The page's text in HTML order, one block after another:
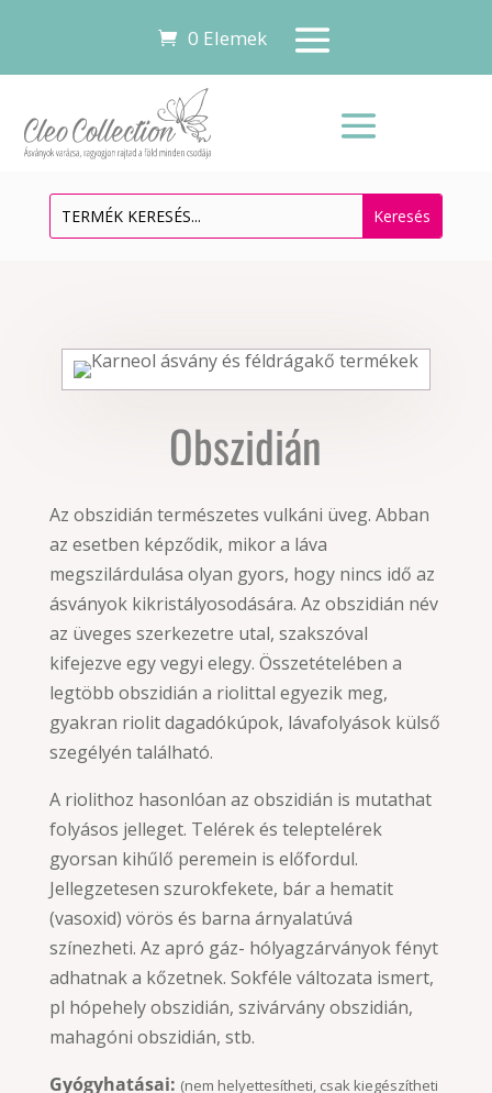
0 Elemek
Obszidián
Az obszidián természetes vulkáni üveg. Abban
az esetben képződik, mikor a láva
megszilárdulása olyan gyors, hogy nincs idő az
ásványok kikristályosodására. Az obszidián név
az üveges szerkezetre utal, szakszóval
kifejezve egy vegyi elegy. Összetételében a
legtöbb obszidián a riolittal egyezik meg,
gyakran riolit dagadókúpok, lávafolyások külső
szegélyén található.
A riolithoz hasonlóan az obszidián is mutathat
folyásos jelleget. Telérek és teleptelérek
gyorsan kihűlő peremein is előfordul.
Jellegzetesen szurokfekete, bár a hematit
(vasoxid) vörös és barna árnyalatúvá
színezheti. Az apró gáz- hólyagzárványok fényt
adhatnak a kőzetnek. Sokféle változata ismert,
pl hópehely obszidián, szivárvány obszidián,
mahagóni obszidián, stb.
Gyógyhatásai: (nem helyettesítheti, csak kiegészítheti